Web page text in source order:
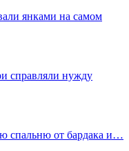
янками на самом
справляли нужду
спальню от бардака и…